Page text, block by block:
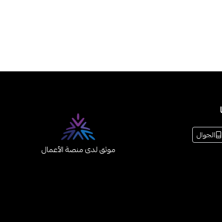
الجوال
موثق لدى منصة الأعمال